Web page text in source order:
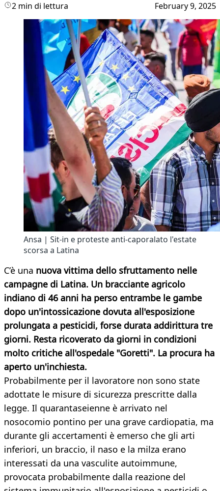
2 min di lettura February 9, 2025
Ansa | Sit-in e proteste anti-caporalato l'estate
scorsa a Latina
C’è una nuova vittima dello sfruttamento nelle
campagne di Latina. Un bracciante agricolo
indiano di 46 anni ha perso entrambe le gambe
dopo un'intossicazione dovuta all'esposizione
prolungata a pesticidi, forse durata addirittura tre
giorni. Resta ricoverato da giorni in condizioni
molto critiche all'ospedale "Goretti". La procura ha
aperto un'inchiesta.
Probabilmente per il lavoratore non sono state
adottate le misure di sicurezza prescritte dalla
legge. Il quarantaseienne è arrivato nel
nosocomio pontino per una grave cardiopatia, ma
durante gli accertamenti è emerso che gli arti
inferiori, un braccio, il naso e la milza erano
interessati da una vasculite autoimmune,
provocata probabilmente dalla reazione del